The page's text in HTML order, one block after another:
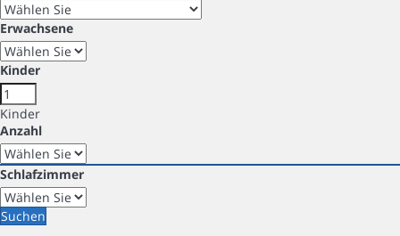
Erwachsene
Kinder
Kinder
Anzahl
Schlafzimmer
Suchen